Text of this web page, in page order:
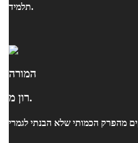
תלמיד.
המורה
רון מ.
מהפרק הכמותי שלא הבנתי לגמרי